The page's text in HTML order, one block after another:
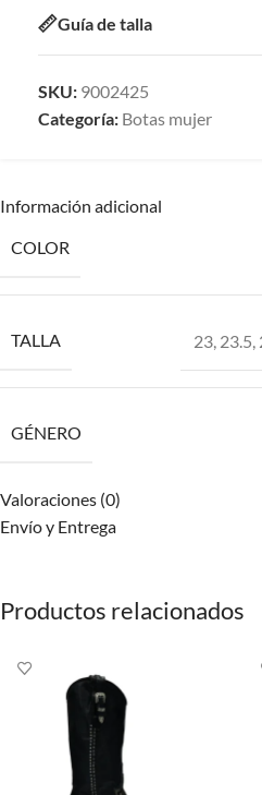
Guía de talla
SKU: 9002425
Categoría: Botas mujer
Información adicional
COLOR
TALLA 23, 23.5,
GÉNERO
Valoraciones (0)
Envío y Entrega
Productos relacionados